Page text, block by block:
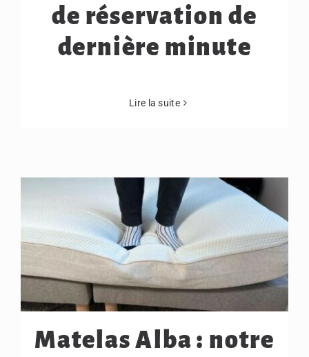
de réservation de
dernière minute
Lire la suite
Matelas Alba : notre